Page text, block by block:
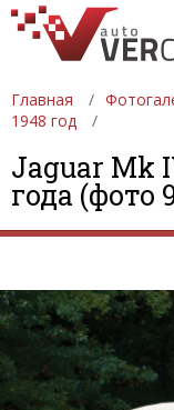
Главная
1948 год
Jaguar Mk
года (фото
АВТОСАЛОНЫ